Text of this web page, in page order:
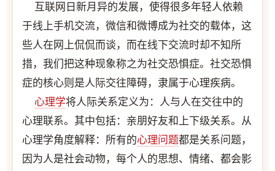
互联网日新月异的发展，使得很多年轻人依赖
于线上手机交流，微信和微博成为社交的载体，这
些人在网上侃侃而谈，而在线下交流时却不知所
措，我们把这种现象称之为社交恐惧症。社交恐惧
症的核心则是人际交往障碍，隶属于心理疾病。
心理学将人际关系定义为：人与人在交往中的
心理联系。其中包括：亲朋好友和上下级关系。从
心理学角度解释：所有的心理问题都是关系问题，
因为人是社会动物，每个人的思想、情绪、都会影